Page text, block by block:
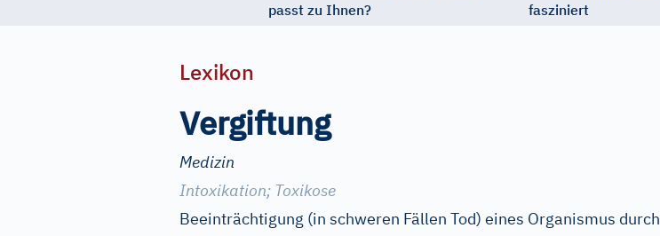
passt zu Ihnen?
fasziniert
Lexikon
Vergiftung
Medizin
Intoxikation; Toxikose
Beeinträchtigung (in schweren Fällen Tod) eines Organismus durch